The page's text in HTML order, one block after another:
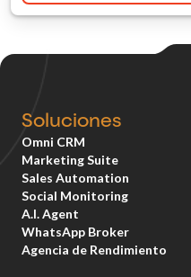
Soluciones
Omni CRM
Marketing Suite
Sales Automation
Social Monitoring
A.I. Agent
WhatsApp Broker
Agencia de Rendimiento